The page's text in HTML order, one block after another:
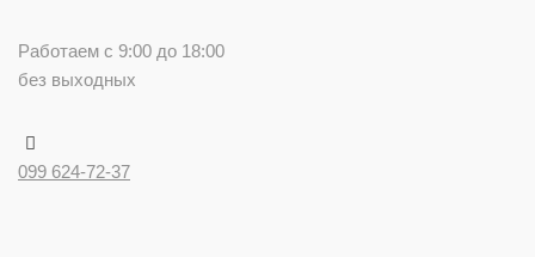
Работаем с 9:00 до 18:00
без выходных
099 624-72-37